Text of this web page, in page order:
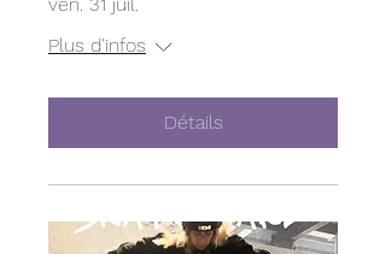
Plus d'infos
Détails